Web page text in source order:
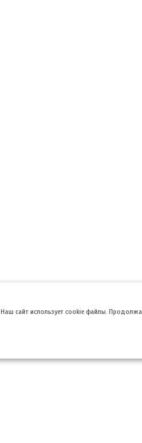
Hаш сайт использует cookie файлы.